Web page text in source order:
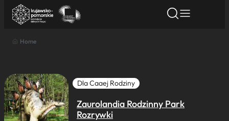
Nazwa atrakcji
Miasto
Home
Dla Caaej Rodziny
Zaurolandia Rodzinny Park
Rozrywki